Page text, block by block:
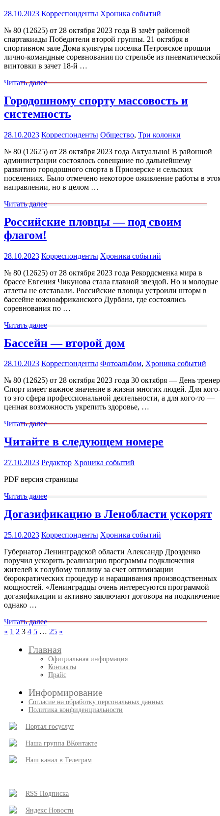
28.10.2023 Корреспонденты Хроника событий
№ 80 (12625) от 28 октября 2023 года В зачёт районной
спартакиады Победители второй группы. 21 октября в
спортивном зале Дома культуры поселка Петровское прошли
лично-командные соревнования по стрельбе из пневматической
винтовки в зачет 18-й …
Читать далее
Городошному спорту массовость и
системность
28.10.2023 Корреспонденты Общество, Три колонки
№ 80 (12625) от 28 октября 2023 года Актуально! В районной
администрации состоялось совещание по дальнейшему
развитию городошного спорта в Приозерске и сельских
поселениях. Было отмечено некоторое оживление работы в
направлении, но в целом …
Читать далее
Российские пловцы — под своим
флагом!
28.10.2023 Корреспонденты Хроника событий
№ 80 (12625) от 28 октября 2023 года Рекордсменка мира в
брассе Евгения Чикунова стала главной звездой. Но и молодые
атлеты не отставали. Российские пловцы устроили шторм в
бассейне южноафриканского Дурбана, где состоялись
соревнования по …
Читать далее
Бассейн — второй дом
28.10.2023 Корреспонденты Фотоальбом, Хроника событий
№ 80 (12625) от 28 октября 2023 года 30 октября — День
Спорт имеет важное значение в жизни многих людей. Для кого-
то это сфера профессиональной деятельности, а для кого-то —
ценная возможность укрепить здоровье, …
Читать далее
Читайте в следующем номере
27.10.2023 Редактор Хроника событий
PDF версия страницы
Читать далее
Догазификацию в Ленобласти ускорят
25.10.2023 Корреспонденты Хроника событий
Губернатор Ленинградской области Александр Дрозденко
поручил ускорить реализацию программы подключения
жителей к голубому топливу за счет оптимизации
бюрократических процедур и наращивания производственных
мощностей. «Ленинградцы очень интересуются программой
догазификации и активно заключают договора на
однако …
Читать далее
Пагинация
записей
« Пред.
1 2 3 4 5 … 25 След.
»
Главная
Официальная информация
Контакты
Прайс
Информирование
Согласие на обработку персональных данных
Политика конфиденциальности
Портал госуслуг
Наша группа ВКонтакте
Наш канал в Телеграм
RSS Подписка
Яндекс Новости